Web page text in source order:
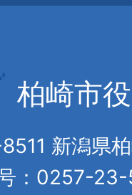
柏崎市
新潟県
：0257-23-